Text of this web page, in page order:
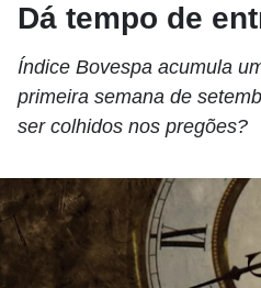
Dá tempo de
Índice Bovespa acumula
primeira semana de
ser colhidos nos pregões?